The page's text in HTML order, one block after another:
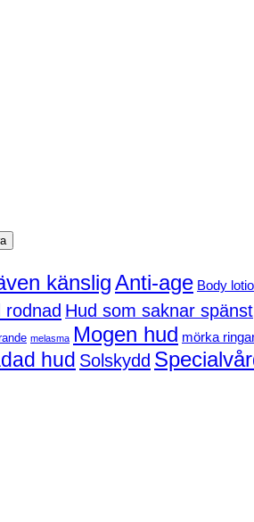
känsligAnti-age Body
rodnad Hud som saknar spänst
melasma Mogen hud mörka
hud Solskydd